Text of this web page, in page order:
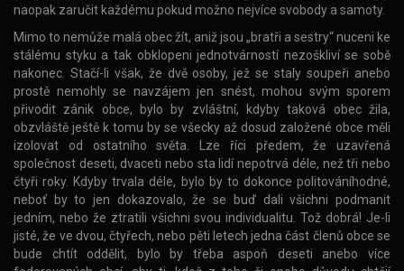
naopak zaručit každému pokud možno nejvíce svobody a samoty.
Mimo to nemůže malá obec žít, aniž jsou „bratři a sestry“ nuceni ke
stálému styku a tak obklopeni jednotvárností nezoškliví se sobě
nakonec. Stačí-li však, že dvě osoby, jež se staly soupeři anebo
prostě nemohly se navzájem jen snést, mohou svým sporem
přivodit zánik obce, bylo by zvláštní, kdyby taková obec žila,
obzvláště ještě k tomu by se všecky až dosud založené obce měli
izolovat od ostatního světa. Lze říci předem, že uzavřená
společnost deseti, dvaceti nebo sta lidí nepotrvá déle, než tři nebo
čtyři roky. Kdyby trvala déle, bylo by to dokonce politováníhodné,
neboť by to jen dokazovalo, že se buď dali všichni podmanit
jedním, nebo že ztratili všichni svou individualitu. Tož dobrá! Je-li
jisté, že ve dvou, čtyřech, nebo pěti letech jedna část členů obce se
bude chtít oddělit, bylo by třeba aspoň deseti anebo více